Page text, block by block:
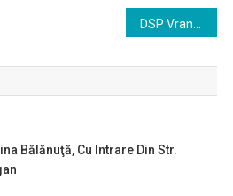
Bălănuţă, Cu Intrare Din Str.